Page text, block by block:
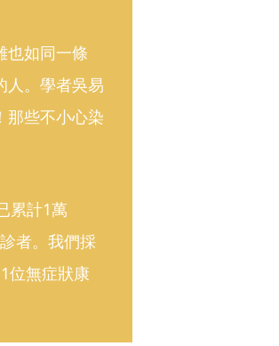
也如同一條
人。學者吳易
那些不小心染
累計1萬
者。我們採
位無症狀康